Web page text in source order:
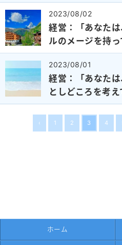
2023/08/02
経営：「あなた
ルのメージを持っ
2023/08/01
経営：「あなた
としどころを考え
‹ 1 2 3 4
ホーム